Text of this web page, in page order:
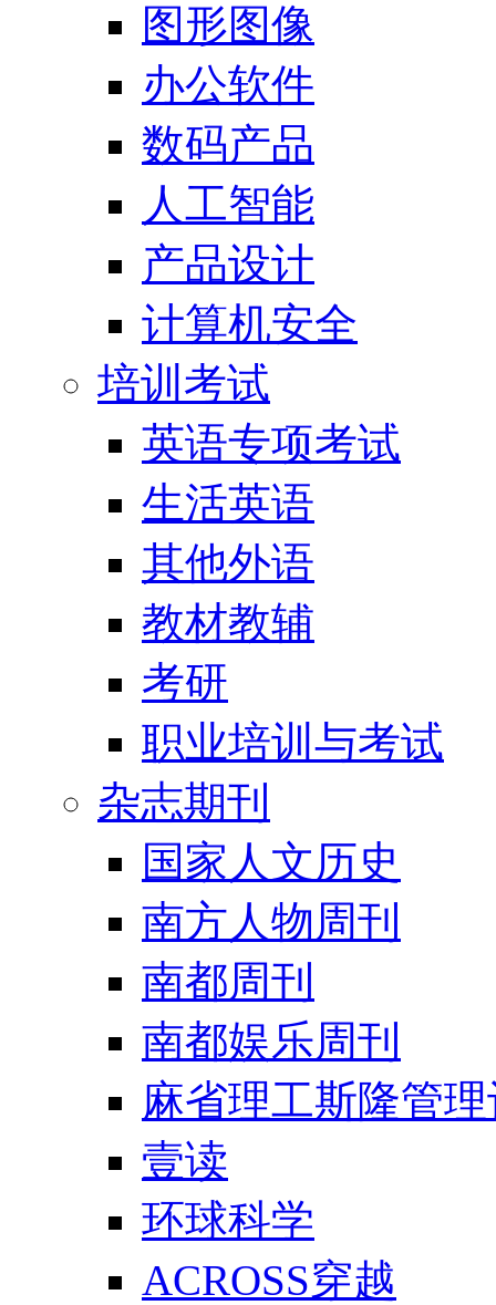
图形图像
办公软件
数码产品
人工智能
产品设计
计算机安全
培训考试
英语专项考试
生活英语
其他外语
教材教辅
考研
职业培训与考试
杂志期刊
国家人文历史
南方人物周刊
南都周刊
南都娱乐周刊
麻省理工斯隆管
壹读
环球科学
ACROSS穿越